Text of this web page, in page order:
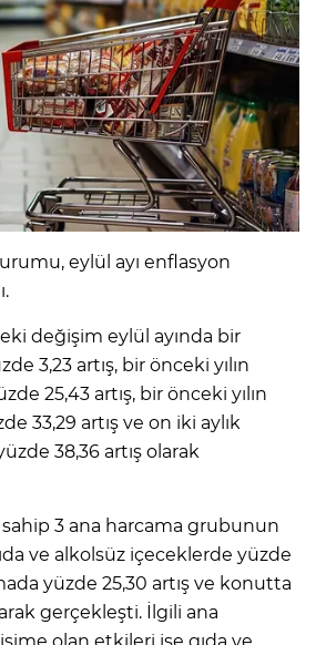
eylül ayı enflasyon
değişim eylül ayında bir
3,23 artış, bir önceki yılın
25,43 artış, bir önceki yılın
33,29 artış ve on iki aylık
38,36 artış olarak
sahip 3 ana harcama grubunun
ve alkolsüz içeceklerde yüzde
yüzde 25,30 artış ve konutta
gerçekleşti. İlgili ana